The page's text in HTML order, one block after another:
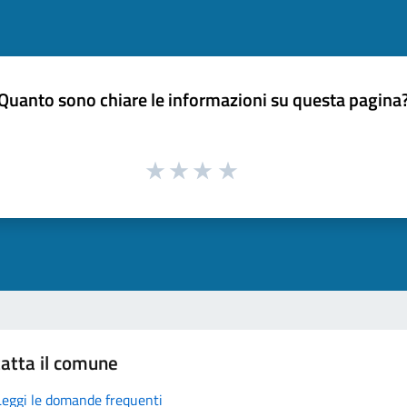
sono chiare le informazioni su questa
il comune
le domande frequenti